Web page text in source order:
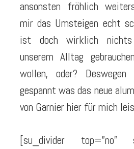
ansonsten fröhlich
mir das Umsteigen echt
ist doch wirklich
unserem Alltag
wollen, oder?
gespannt was das neue
von Garnier hier für mich
[su_divider top=”no”